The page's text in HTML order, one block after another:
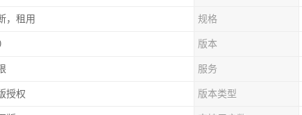
，租用 规格
版本
服务
授权 版本类型